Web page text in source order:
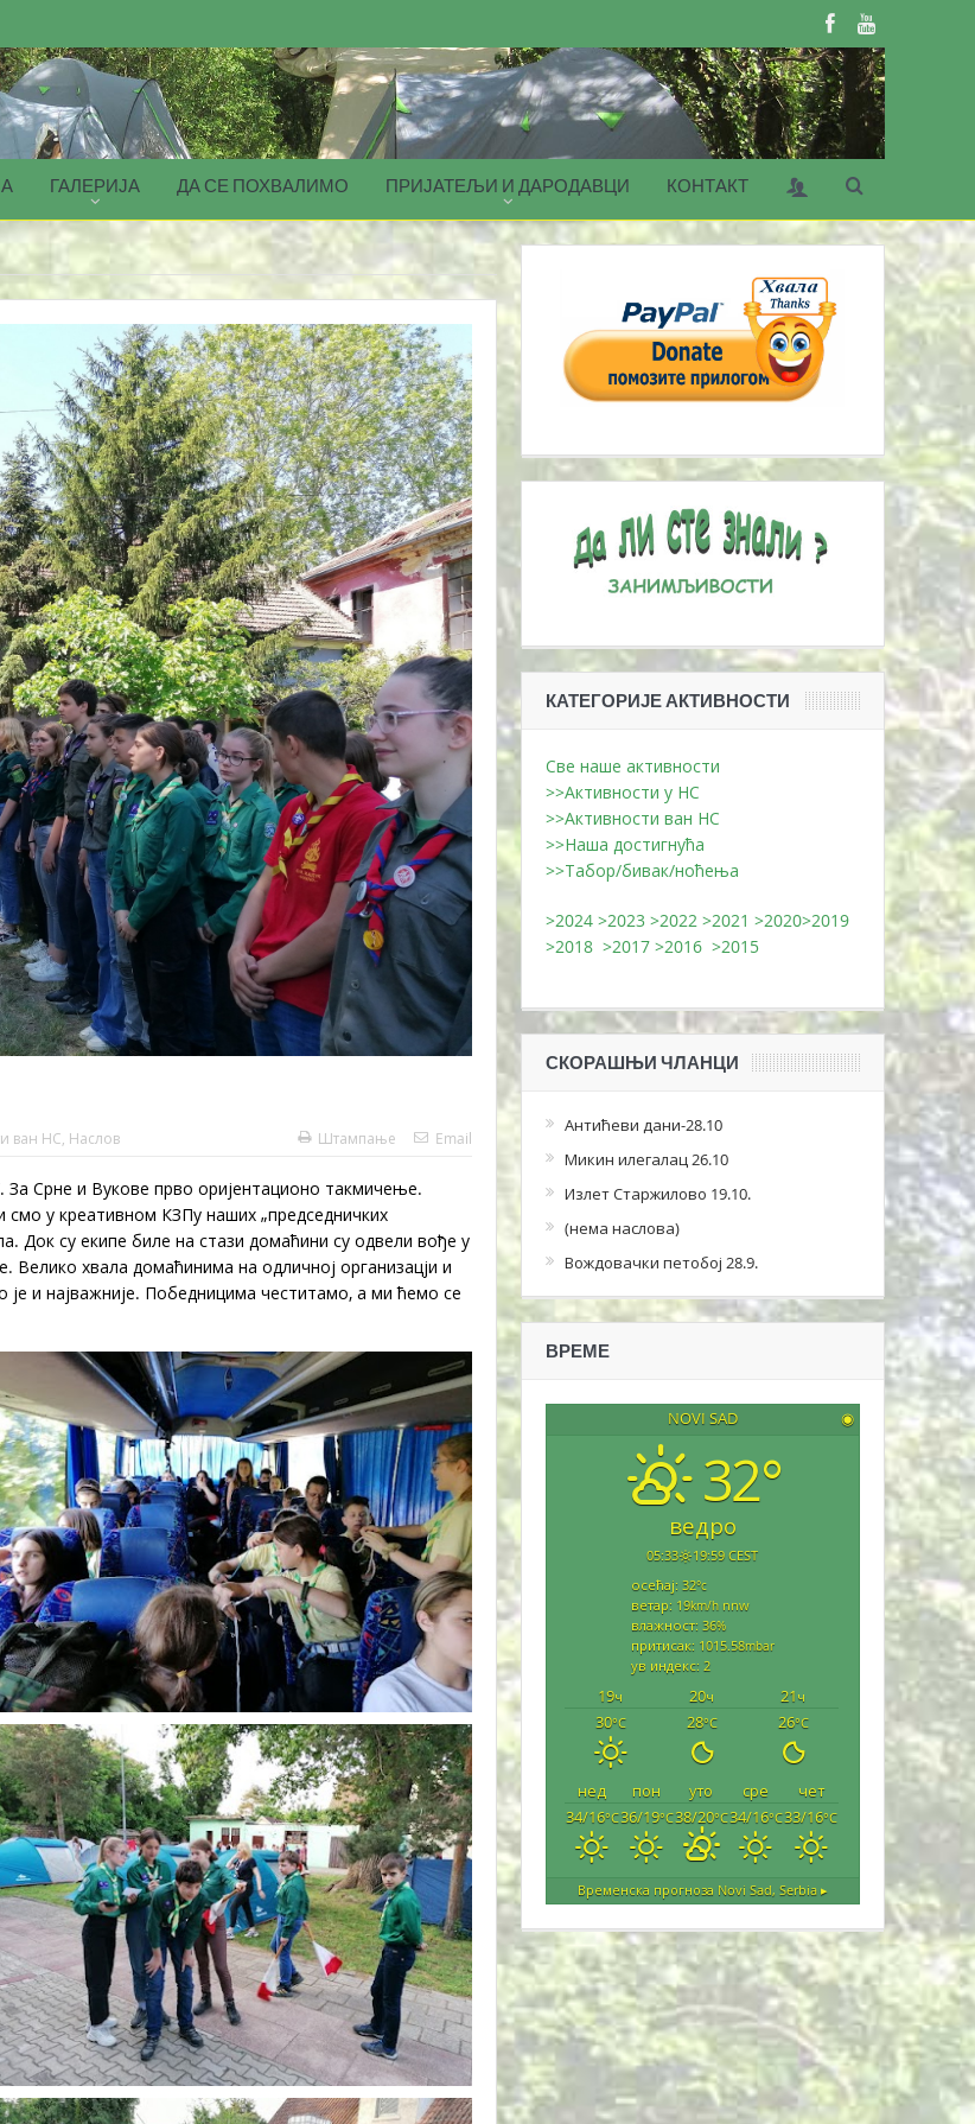
ГАЛЕРИЈА ДА СЕ ПОХВАЛИМО ПРИЈАТЕЉИ И ДАРОДАВЦИ КОНТАКТ
ван НС Наслов Штампање Email
Срне и Вукове прво оријентационо такмичење.
у креативном КЗПу наших „председничких
Док су екипе биле на стази домаћини су одвели вође у
Велико хвала домаћинима на одличној организацји и
и најважније. Победницима честитамо, а ми ћемо се
КАТЕГОРИЈЕ АКТИВНОСТИ
Све наше активности
>>Активности у НС
>>Активности ван НС
>>Наша достигнућа
>>Табор/бивак/ноћења
>2024 >2023 >2022 >2021 >2020>2019
>2018 >2017 >2016 >2015
СКОРАШЊИ ЧЛАНЦИ
Антићеви дани-28.10
Микин илегалац 26.10
Излет Старжилово 19.10.
(нема наслова)
Вождовачки петобој 28.9.
ВРЕМЕ
NOVI SAD ◉
32°
ведро
05:33 19:59 CEST
осећај: 32°c
ветар: 19km/hnnw
влажност: 36%
притисак: 1015.58mbar
ув индекс: 2
19ч 20ч 21 ч
30°C 28°C 26°C
нед пон уто сре
чет
34/16°C36/19°C38/20°C34/16°C33/16°C
Временска прогноза Novi Sad, Serbia ▸